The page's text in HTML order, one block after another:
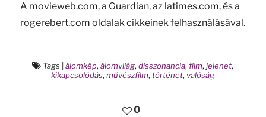
A movieweb.com, a Guardian, az latimes.com, és a
rogerebert.com oldalak cikkeinek felhasználásával.
Tags |álomkép,álomvilág,disszonancia,film,jelenet,
kikapcsolódás,művészfilm,történet, valóság
0